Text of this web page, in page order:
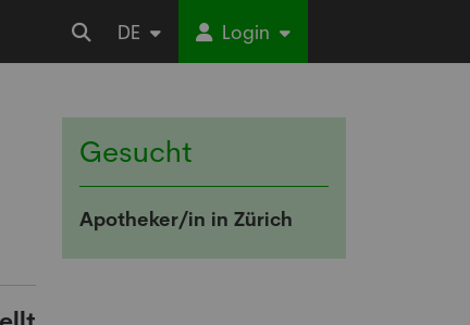
DE Login
Gesucht
Apotheker/in in Zürich